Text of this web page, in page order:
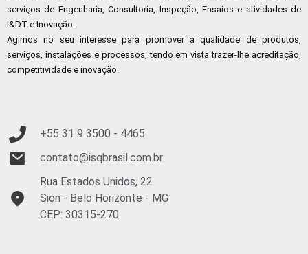
serviços de Engenharia, Consultoria, Inspeção, Ensaios e atividades de
I&DT e Inovação.
Agimos no seu interesse para promover a qualidade de produtos,
serviços, instalações e processos, tendo em vista trazer-lhe acreditação,
competitividade e inovação.
+55 31 93500 - 4465
contato@isqbrasil.com.br
Rua Estados Unidos, 22
Sion - Belo Horizonte - MG
CEP: 30315-270